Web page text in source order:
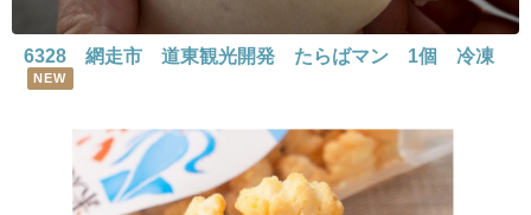
6328 網走市 道東観光開発 たらばマン 1個 冷凍
NEW